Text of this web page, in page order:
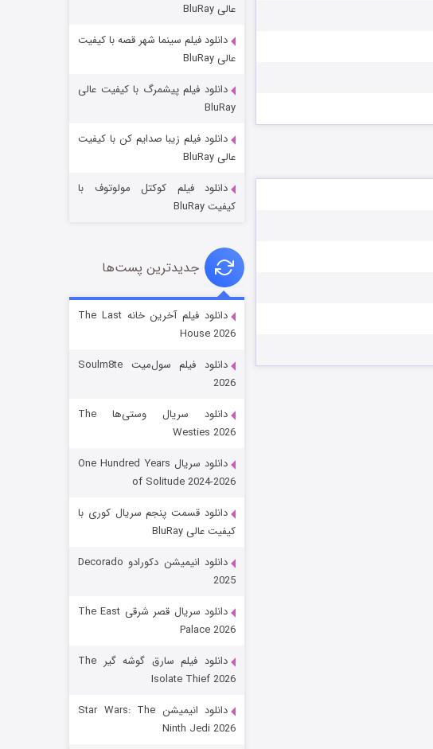
خاندان اژدها فصل ۳
قسمت
باب اسفنجی فصل ۱۷
قسمت
عالی BluRay
دانلود فیلم سینما شهر قصه با کیفیت
عالی BluRay
دانلود فیلم پیشمرگ با کیفیت عالی
BluRay
دانلود فیلم زیبا صدایم کن با کیفیت
عالی BluRay
دانلود فیلم کوکتل مولوتوف با
کیفیت BluRay
جدیدترین پست‌ها
دانلود فیلم آخرین خانه The Last
House 2026
دانلود فیلم سول‌میت Soulm8te
2026
دانلود سریال وستی‌ها The
Westies 2026
دانلود سریال One Hundred Years
of Solitude 2024-2026
دانلود قسمت پنجم سریال کوری با
کیفیت عالی BluRay
دانلود انیمیشن دکورادو Decorado
2025
دانلود سریال قصر شرقی The East
Palace 2026
دانلود فیلم سارق گوشه گیر The
Isolate Thief 2026
دانلود انیمیشن Star Wars: The
Ninth Jedi 2026